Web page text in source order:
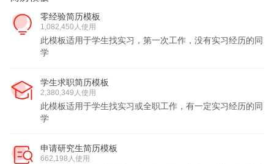
零经验简历模板
1,082,450人使用
此模板适用于学生找实习，第一次工作，没有实习经历的同
学
学生求职简历模板
2,380,349人使用
此模板适用于学生找实习或全职工作，有一定实习经历的同
学
申请研究生简历模板
662,198人使用